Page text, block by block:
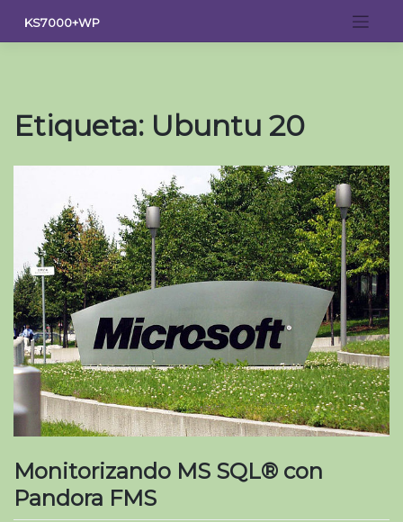
contenido
KS7000+WP
Etiqueta: Ubuntu 20
Monitorizando MS SQL® con
Pandora FMS